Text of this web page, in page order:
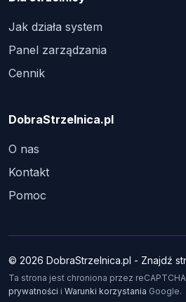
Jak działa system
Panel zarządzania
Cennik
DobraStrzelnica.pl
O nas
Kontakt
Pomoc
© 2026 DobraStrzelnica.pl - Znajdź
Ta strona jest chroniona przez
prywatności i Warunki korzystania Google.